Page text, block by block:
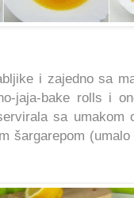
i zajedno sa m
jaja-bake rolls i
sa umakom
šargarepom